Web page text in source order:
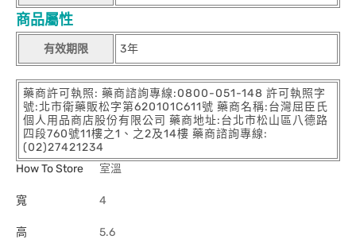
商品屬性
有效期限 3年
藥商許可執照: 藥商諮詢專線:0800-051-148 許可執照字
號:北市衛藥販松字第620101C611號 藥商名稱:台灣屈臣氏
個人用品商店股份有限公司 藥商地址:台北市松山區八德路
四段760號11樓之1、之2及14樓 藥商諮詢專線:
(02)27421234
How To Store
室溫
寬 4
高 5.6